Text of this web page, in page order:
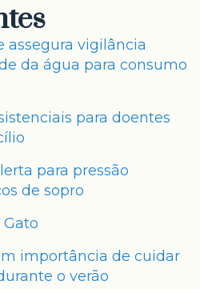
assegura vigilância
da água para consumo
para doentes
para pressão
de sopro
importância de cuidar
o verão